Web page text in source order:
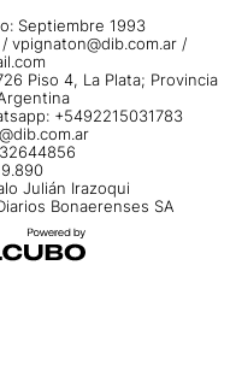
Septiembre 1993
/ vpignaton@dib.com.ar /
Piso 4, La Plata; Provincia
+5492215031783
Julián Irazoqui
Bonaerenses SA